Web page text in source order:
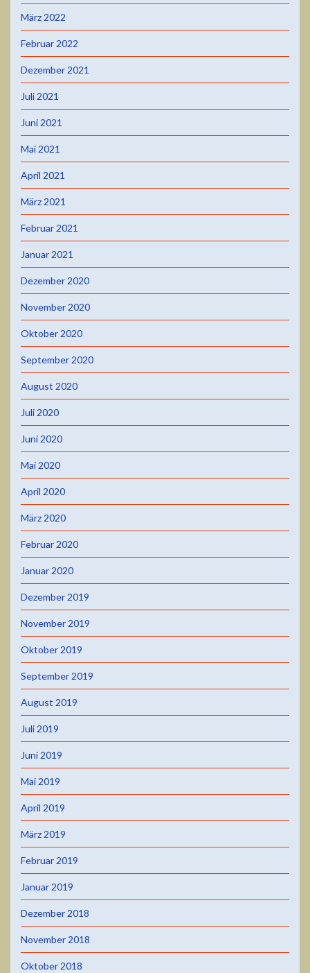
März 2022
Februar 2022
Dezember 2021
Juli 2021
Juni 2021
Mai 2021
April 2021
März 2021
Februar 2021
Januar 2021
Dezember 2020
November 2020
Oktober 2020
September 2020
August 2020
Juli 2020
Juni 2020
Mai 2020
April 2020
März 2020
Februar 2020
Januar 2020
Dezember 2019
November 2019
Oktober 2019
September 2019
August 2019
Juli 2019
Juni 2019
Mai 2019
April 2019
März 2019
Februar 2019
Januar 2019
Dezember 2018
November 2018
Oktober 2018